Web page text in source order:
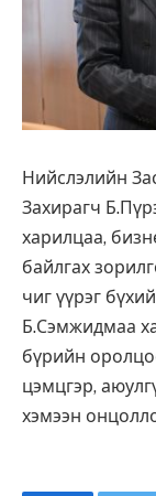
Нийслэлийн
Захирагч
харилцаа,
байлгах
чиг үүрэг
Б.Сэмжидмаа
бүрийн
цэмцгэр,
хэмээн